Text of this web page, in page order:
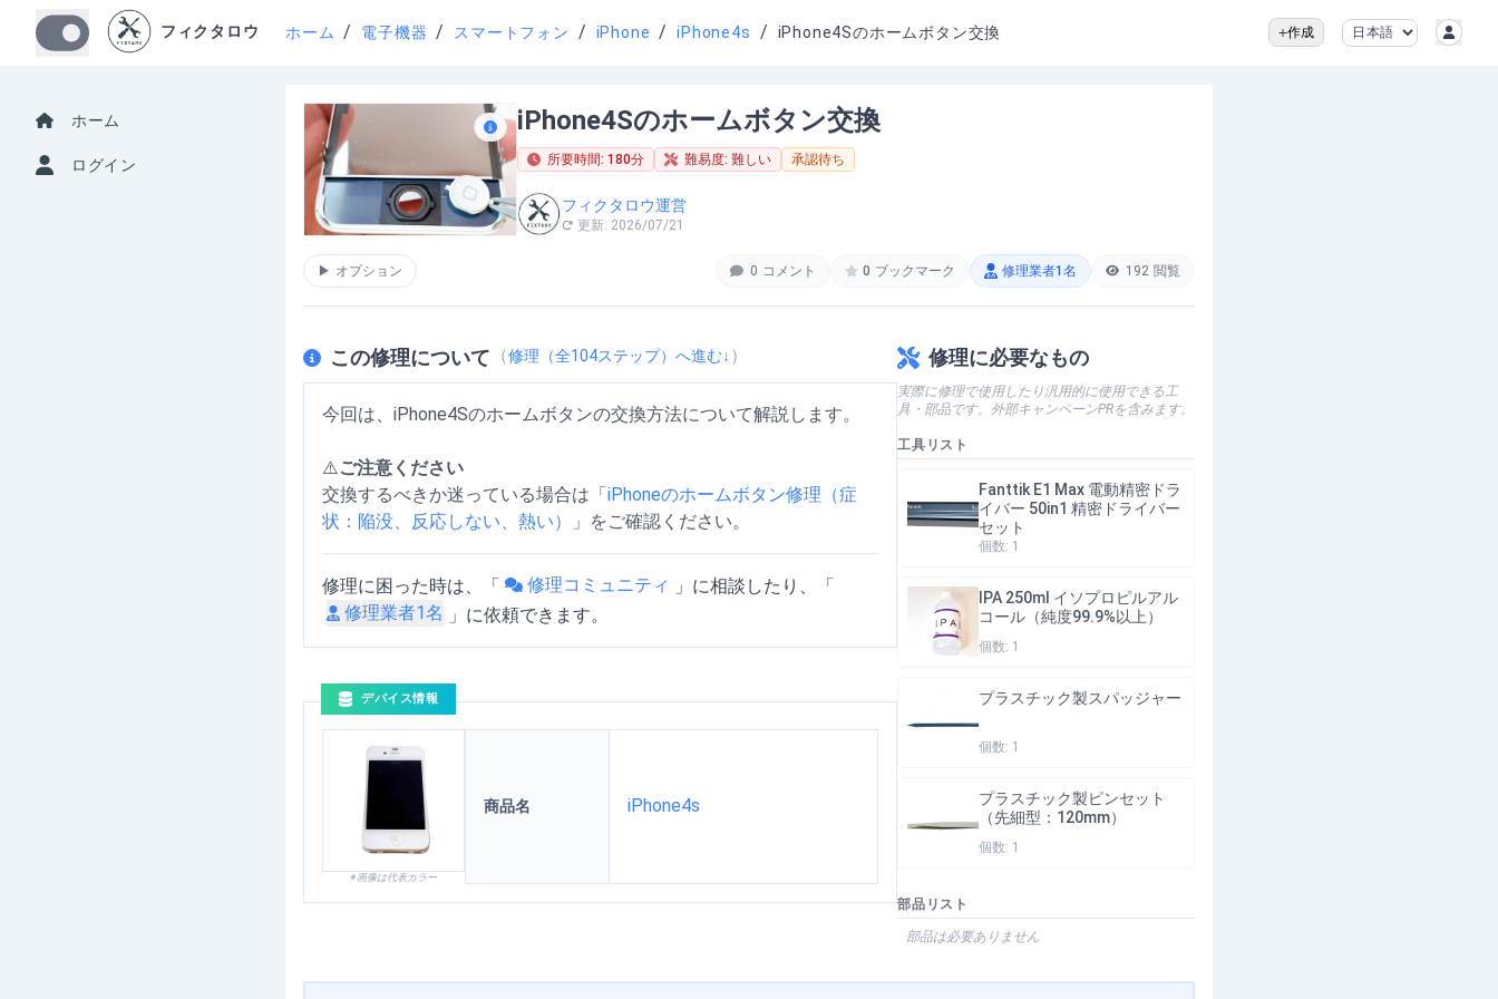
ホーム
ログイン
フィクタロウ ホーム / 電子機器 / スマートフォン / iPhone / iPhone4s / iPhone4Sのホームボタン交換 作成
iPhone4Sのホームボタン交換
所要時間: 180分 難易度: 難しい 承認待ち
フィクタロウ運営
更新: 2026/07/21
▶ オプション 0 コメント 0 ブックマーク 修理業者1 名 192 閲覧
この修理について （修理（全104ステップ）へ進む↓ ）
今回は、iPhone4Sのホームボタンの交換方法について解説します。
⚠️ご注意ください
交換するべきか迷っている場合は「iPhoneのホームボタン修理（症
状：陥没、反応しない、熱い）
」をご確認ください。
修理に困った時は、「 修理コミュニティ 」 に相談したり、「
修理業者1名 」に依頼できます。
デバイス情報
※画像は代表カラー
商品名 iPhone4s
修理に必要なもの
実際に修理で使用したり汎用的に使用できる工
具・部品です。外部キャンペーンPRを含みます。
工具リスト
Fanttik E1 Max 電動精密ドラ
イバー 50in1 精密ドライバー
セット
個数: 1
IPA 250ml イソプロピルアル
コール（純度99.9%以上）
個数: 1
プラスチック製スパッジャー
個数: 1
プラスチック製ピンセット
（先細型：120mm）
個数: 1
部品リスト
部品は必要ありません